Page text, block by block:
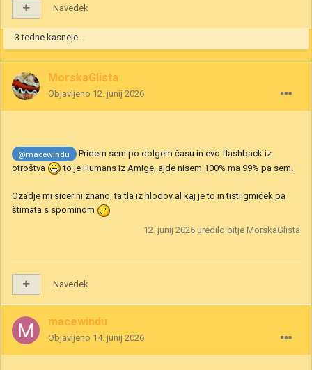
Navedek
3 tedne kasneje...
MorskaGlista
Objavljeno 12. junij 2026
@macewindu
Pridem sem po dolgem času in evo flashback iz
otroštva
to je Humans iz Amige, ajde nisem 100% ma 99% pa sem.
Ozadje mi sicer ni znano, ta tla iz hlodov al kaj je to in tisti gmiček pa
štimata s spominom
12. junij 2026 uredilo bitje MorskaGlista
Navedek
macewindu
Objavljeno 14. junij 2026